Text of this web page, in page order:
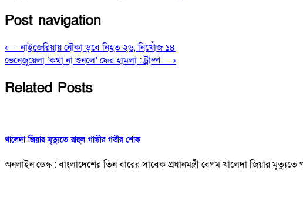
Post navigation
⟵ নাইজেরিয়ায় নৌকা ডুবে নিহত ২৬, নিখোঁজ ১৪
ভেনেজুয়েলা ‘কথা না শুনলে’ ফের হামলা : ট্রাম্প ⟶
Related Posts
খালেদা জিয়ার মৃত্যুতে রাহুল গান্ধীর গভীর শোক
অনলাইন ডেস্ক : বাংলাদেশের তিন বারের সাবেক প্রধানমন্ত্রী বেগম খালেদা জিয়ার